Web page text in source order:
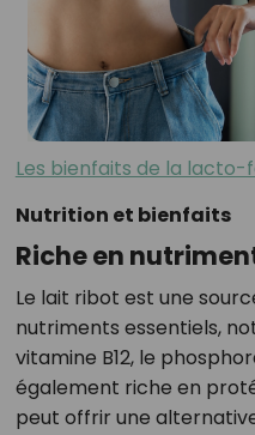
Les bienfaits de la
Nutrition et bienfaits
Riche en
Le lait ribot est une
nutriments essentiels,
vitamine B12, le
également riche en
peut offrir une